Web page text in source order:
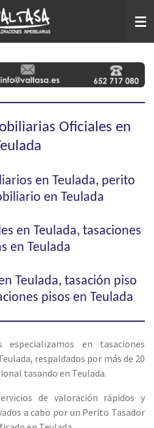
Oficiales en
en Teulada, perito
en Teulada
en Teulada, tasaciones
en Teulada
Teulada, tasación piso
pisos en Teulada
en tasaciones
respaldados por más de 20
tasando en Teulada.
de valoración rápidos y
a cabo por un Perito Tasador